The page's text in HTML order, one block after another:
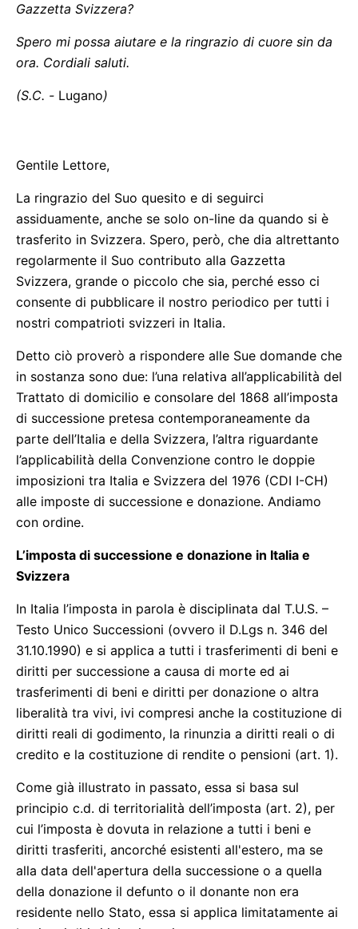
Gazzetta Svizzera?
Spero mi possa aiutare e la ringrazio di cuore sin da
ora. Cordiali saluti.
(S.C. - Lugano)
Gentile Lettore,
La ringrazio del Suo quesito e di seguirci
assiduamente, anche se solo on-line da quando si è
trasferito in Svizzera. Spero, però, che dia altrettanto
regolarmente il Suo contributo alla Gazzetta
Svizzera, grande o piccolo che sia, perché esso ci
consente di pubblicare il nostro periodico per tutti i
nostri compatrioti svizzeri in Italia.
Detto ciò proverò a rispondere alle Sue domande che
in sostanza sono due: l’una relativa all’applicabilità del
Trattato di domicilio e consolare del 1868 all’imposta
di successione pretesa contemporaneamente da
parte dell’Italia e della Svizzera, l’altra riguardante
l’applicabilità della Convenzione contro le doppie
imposizioni tra Italia e Svizzera del 1976 (CDI I-CH)
alle imposte di successione e donazione. Andiamo
con ordine.
L’imposta di successione e donazione in Italia e
Svizzera
In Italia l’imposta in parola è disciplinata dal T.U.S. –
Testo Unico Successioni (ovvero il D.Lgs n. 346 del
31.10.1990) e si applica a tutti i trasferimenti di beni e
diritti per successione a causa di morte ed ai
trasferimenti di beni e diritti per donazione o altra
liberalità tra vivi, ivi compresi anche la costituzione di
diritti reali di godimento, la rinunzia a diritti reali o di
credito e la costituzione di rendite o pensioni (art. 1).
Come già illustrato in passato, essa si basa sul
principio c.d. di territorialità dell’imposta (art. 2), per
cui l’imposta è dovuta in relazione a tutti i beni e
diritti trasferiti, ancorché esistenti all'estero, ma se
alla data dell'apertura della successione o a quella
della donazione il defunto o il donante non era
residente nello Stato, essa si applica limitatamente ai